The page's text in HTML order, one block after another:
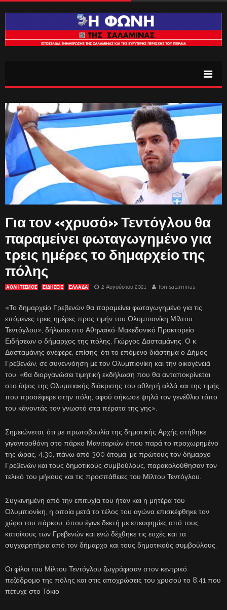
Για τον «χρυσό» Τεντόγλου θα
παραμείνει φωταγωγημένο για
τρεις ημέρες το δημαρχείο της
πόλης
ΑΘΛΗΤΙΣΜΟΣ ΕΙΔΗΣΕΙΣ ΕΛΛΑΔΑ 2 Αυγούστου 2021 fonisalaminas
«Το δημαρχείο Γρεβενών θα παραμείνει φωταγωγημένο για τις
επόμενες τρεις ημέρες προς τιμήν του Ολυμπιονίκη Μίλτου
Τεντόγλου», δήλωσε στο Αθηναϊκό-Μακεδονικό Πρακτορείο
Ειδήσεων ο δήμαρχος της πόλης, Γιώργος Δασταμάνης. Ο κ.
Δασταμάνης ανέφερε, επίσης, ότι το επόμενο διάστημα ο Δήμος
Γρεβενών, σε συνεννόηση με τον Ολυμπιονίκη και την οικογένειά
του, «θα διοργανώσει τιμητική εκδήλωση που θα ανταποκρίνεται
στο ύψος της Ολυμπιακής διάκρισης του αθλητή αλλά και της τιμής
που προσέφερε στην πόλη, αφού σήκωσε ψηλά τον γενέθλιο τόπο
του κάνοντάς τον γνωστό στα πέρατα της γης».
Σημειώνεται, ότι με πρωτοβουλία της δημοτικής Αρχής στήθηκε
γιγαντοοθόνη στο πάρκο Μανιταριών όπου παρά το προχωρημένο
της ώρας, 4:30, πάνω από 300 άτομα, με πρώτους τον δήμαρχο
Γρεβενών και τους δημοτικούς συμβούλους, παρακολούθησαν τον
τελικό του μήκους και τις προσπάθειες του Μίλτου Τεντόγλου.
Συγκινημένη από την επιτυχία του ήταν και η μητέρα του
Ολυμπιονίκη, η οποία μετά το τέλος του αγώνα επισκέφθηκε τον
χώρο του πάρκου, όπου έγινε δεκτή με επευφημίες από τους
κατοίκους των Γρεβενών και ενώ δέχθηκε τις ευχές και τα
συγχαρητήρια από τον δήμαρχο και τους δημοτικούς συμβούλους.
Οι φίλοι του Μίλτου Τεντόγλου ζωγράφισαν στον κεντρικό
πεζόδρομο της πόλης και στις αποχρώσεις του χρυσού το 8,41 που
πέτυχε στο Τόκιο.